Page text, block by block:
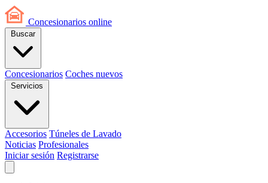
Concesionarios online
Buscar
Concesionarios Coches nuevos
Servicios
Accesorios Túneles de Lavado
Noticias Profesionales
Iniciar sesión Registrarse